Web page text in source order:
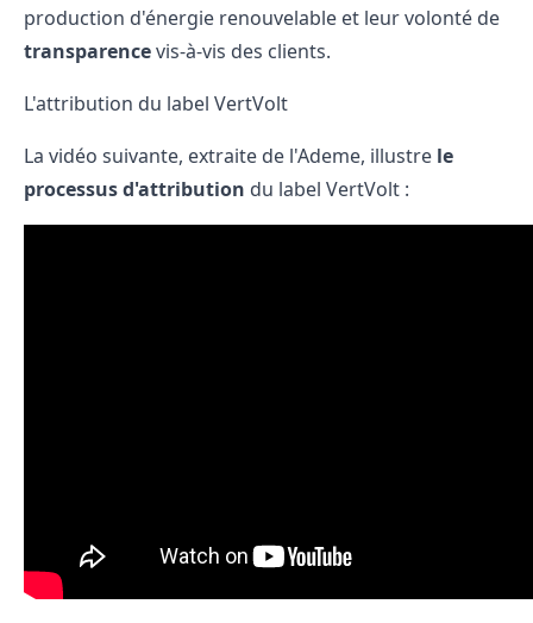
production d'énergie renouvelable et leur volonté de
transparencevis-à-vis des clients.
L'attribution du label VertVolt
La vidéo suivante, extraite de l'Ademe, illustre le
processus d'attribution du label VertVolt :